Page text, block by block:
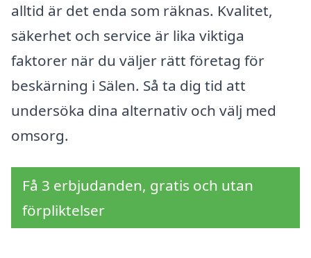
alltid är det enda som räknas. Kvalitet,
säkerhet och service är lika viktiga
faktorer när du väljer rätt företag för
beskärning i Sälen. Så ta dig tid att
undersöka dina alternativ och välj med
omsorg.
Få 3 erbjudanden, gratis och utan
förpliktelser